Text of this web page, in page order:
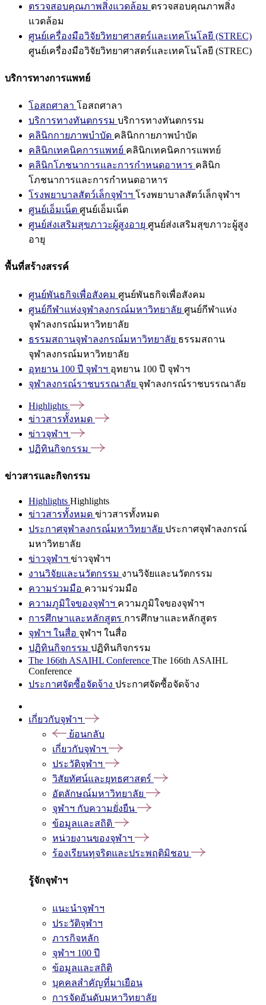
ตรวจสอบคุณภาพสิ่งแวดล้อม ตรวจสอบคุณภาพสิ่ง
แวดล้อม
ศูนย์เครื่องมือวิจัยวิทยาศาสตร์และเทคโนโลยี (STREC)
ศูนย์เครื่องมือวิจัยวิทยาศาสตร์และเทคโนโลยี (STREC)
บริการทางการแพทย์
โอสถศาลา โอสถศาลา
บริการทางทันตกรรม บริการทางทันตกรรม
คลินิกกายภาพบำบัด คลินิกกายภาพบำบัด
คลินิกเทคนิคการแพทย์ คลินิกเทคนิคการแพทย์
คลินิกโภชนาการและการกำหนดอาหาร คลินิก
โภชนาการและการกำหนดอาหาร
โรงพยาบาลสัตว์เล็กจุฬาฯ โรงพยาบาลสัตว์เล็กจุฬาฯ
ศูนย์เอ็มเน็ต ศูนย์เอ็มเน็ต
ศูนย์ส่งเสริมสุขภาวะผู้สูงอายุ ศูนย์ส่งเสริมสุขภาวะผู้สูง
อายุ
พื้นที่สร้างสรรค์
ศูนย์พันธกิจเพื่อสังคม ศูนย์พันธกิจเพื่อสังคม
ศูนย์กีฬาแห่งจุฬาลงกรณ์มหาวิทยาลัย ศูนย์กีฬาแห่ง
จุฬาลงกรณ์มหาวิทยาลัย
ธรรมสถานจุฬาลงกรณ์มหาวิทยาลัย ธรรมสถาน
จุฬาลงกรณ์มหาวิทยาลัย
อุทยาน 100 ปี จุฬาฯ อุทยาน 100 ปี จุฬาฯ
จุฬาลงกรณ์ราชบรรณาลัย จุฬาลงกรณ์ราชบรรณาลัย
Highlights
ข่าวสารทั้งหมด
ข่าวจุฬาฯ
ปฏิทินกิจกรรม
ข่าวสารและกิจกรรม
Highlights Highlights
ข่าวสารทั้งหมด ข่าวสารทั้งหมด
ประกาศจุฬาลงกรณ์มหาวิทยาลัย ประกาศจุฬาลงกรณ์
มหาวิทยาลัย
ข่าวจุฬาฯ ข่าวจุฬาฯ
งานวิจัยและนวัตกรรม งานวิจัยและนวัตกรรม
ความร่วมมือ ความร่วมมือ
ความภูมิใจของจุฬาฯ ความภูมิใจของจุฬาฯ
การศึกษาและหลักสูตร การศึกษาและหลักสูตร
จุฬาฯ ในสื่อ จุฬาฯ ในสื่อ
ปฏิทินกิจกรรม ปฏิทินกิจกรรม
The 166th ASAIHL Conference The 166th ASAIHL
Conference
ประกาศจัดซื้อจัดจ้าง ประกาศจัดซื้อจัดจ้าง
เกี่ยวกับจุฬาฯ
ย้อนกลับ
เกี่ยวกับจุฬาฯ
ประวัติจุฬาฯ
วิสัยทัศน์และยุทธศาสตร์
อัตลักษณ์มหาวิทยาลัย
จุฬาฯ กับความยั่งยืน
ข้อมูลและสถิติ
หน่วยงานของจุฬาฯ
ร้องเรียนทุจริตและประพฤติมิชอบ
รู้จักจุฬาฯ
แนะนำจุฬาฯ
ประวัติจุฬาฯ
ภารกิจหลัก
จุฬาฯ 100 ปี
ข้อมูลและสถิติ
บุคคลสำคัญที่มาเยือน
การจัดอันดับมหาวิทยาลัย